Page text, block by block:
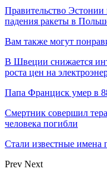
Правительство Эстонии
падения ракеты в
Вам также могут
В Швеции снижается
роста цен на
Папа Франциск умер в
Смертник совершил
человека погибли
Стали известные имена
Prev Next